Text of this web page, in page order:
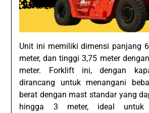
Unit ini memiliki dimensi panjang
meter, dan tinggi 3,75 meter
meter. Forklift ini, dengan
dirancang untuk menangani
berat dengan mast standar yang
hingga 3 meter, ideal untuk